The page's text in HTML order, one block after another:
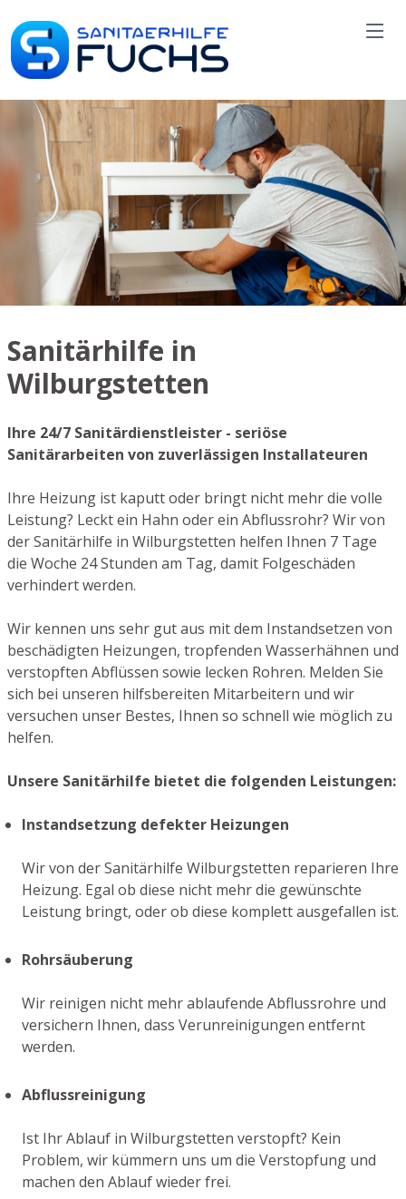
Sanitärhilfe in
Wilburgstetten
Ihre 24/7 Sanitärdienstleister - seriöse
Sanitärarbeiten von zuverlässigen Installateuren
Ihre Heizung ist kaputt oder bringt nicht mehr die volle
Leistung? Leckt ein Hahn oder ein Abflussrohr? Wir von
der Sanitärhilfe in Wilburgstetten helfen Ihnen 7 Tage
die Woche 24 Stunden am Tag, damit Folgeschäden
verhindert werden.
Wir kennen uns sehr gut aus mit dem Instandsetzen von
beschädigten Heizungen, tropfenden Wasserhähnen und
verstopften Abflüssen sowie lecken Rohren. Melden Sie
sich bei unseren hilfsbereiten Mitarbeitern und wir
versuchen unser Bestes, Ihnen so schnell wie möglich zu
helfen.
Unsere Sanitärhilfe bietet die folgenden Leistungen:
Instandsetzung defekter Heizungen
Wir von der Sanitärhilfe Wilburgstetten reparieren Ihre
Heizung. Egal ob diese nicht mehr die gewünschte
Leistung bringt, oder ob diese komplett ausgefallen ist.
Rohrsäuberung
Wir reinigen nicht mehr ablaufende Abflussrohre und
versichern Ihnen, dass Verunreinigungen entfernt
werden.
Abflussreinigung
Ist Ihr Ablauf in Wilburgstetten verstopft? Kein
Problem, wir kümmern uns um die Verstopfung und
machen den Ablauf wieder frei.